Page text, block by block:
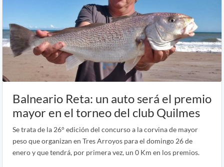
Balneario Reta: un auto será el premio
mayor en el torneo del club Quilmes
Se trata de la 26° edición del concurso a la corvina de mayor
peso que organizan en Tres Arroyos para el domingo 26 de
enero y que tendrá, por primera vez, un 0 Km en los premios.